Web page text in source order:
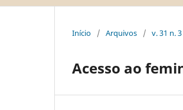
Início / Arquivos / v. 31 n.
Acesso ao